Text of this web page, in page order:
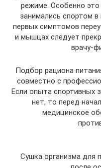
режиме. Особенно
занимались спортом
первых симптомов
и мышцах следует
врачу-
Подбор рациона
совместно с
Если опыта спортивных
нет, то перед
медицинское
Сушка организма для